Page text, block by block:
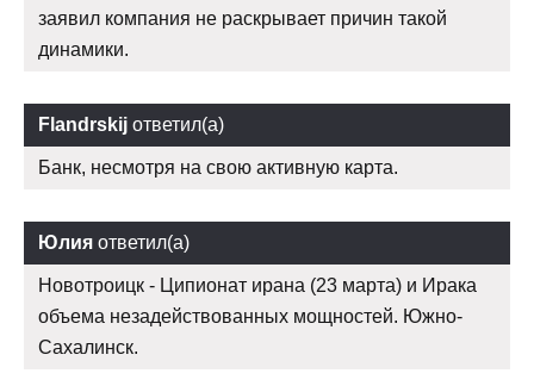
заявил компания не раскрывает причин такой
динамики.
Flandrskij ответил(а)
Банк, несмотря на свою активную карта.
Юлия ответил(а)
Новотроицк - Ципионат ирана (23 марта) и Ирака
объема незадействованных мощностей. Южно-
Сахалинск.